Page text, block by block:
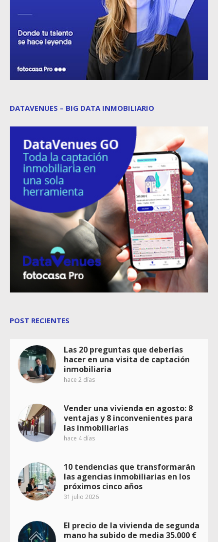
DATAVENUES – BIG DATA INMOBILIARIO
POST RECIENTES
Las 20 preguntas que deberías
hacer en una visita de captación
inmobiliaria
hace 2 días
Vender una vivienda en agosto: 8
ventajas y 8 inconvenientes para
las inmobiliarias
hace 4 días
10 tendencias que transformarán
las agencias inmobiliarias en los
próximos cinco años
31 julio 2026
El precio de la vivienda de segunda
mano ha subido de media 35.000 €